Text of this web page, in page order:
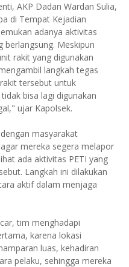
AKP Dadan Wardan Sulia,
di Tempat Kejadian
adanya aktivitas
berlangsung. Meskipun
rakit yang digunakan
langkah tegas
tersebut untuk
bisa lagi digunakan
ujar Kapolsek.
masyarakat
mereka segera melapor
ada aktivitas PETI yang
Langkah ini dilakukan
aktif dalam menjaga
tim menghadapi
karena lokasi
luas, kehadiran
pelaku, sehingga mereka